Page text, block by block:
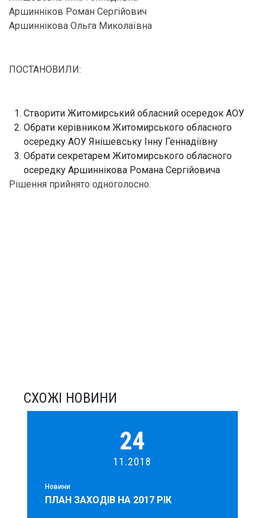
Аршинніков Роман Сергійович
Аршиннікова Ольга Миколаївна
ПОСТАНОВИЛИ:
Створити Житомирський обласний осередок АОУ
Обрати керівником Житомирського обласного
осередку АОУ Янішевську Інну Геннадіївну
Обрати секретарем Житомирського обласного
осередку Аршиннікова Романа Сергійовича
Рішення прийнято одноголосно.
СХОЖІ НОВИНИ
24
11.2018
Новини
ПЛАН ЗАХОДІВ НА 2017 РІК